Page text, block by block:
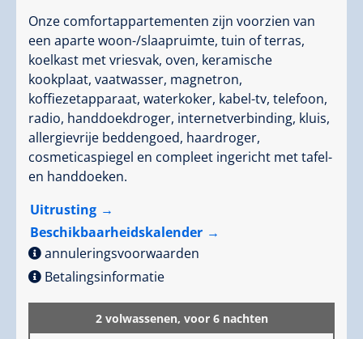
Onze comfortappartementen zijn voorzien van
een aparte woon-/slaapruimte, tuin of terras,
koelkast met vriesvak, oven, keramische
kookplaat, vaatwasser, magnetron,
koffiezetapparaat, waterkoker, kabel-tv, telefoon,
radio, handdoekdroger, internetverbinding, kluis,
allergievrije beddengoed, haardroger,
cosmeticaspiegel en compleet ingericht met tafel-
en handdoeken.
Uitrusting
Beschikbaarheidskalender
annuleringsvoorwaarden
Betalingsinformatie
2 volwassenen, voor 6 nachten